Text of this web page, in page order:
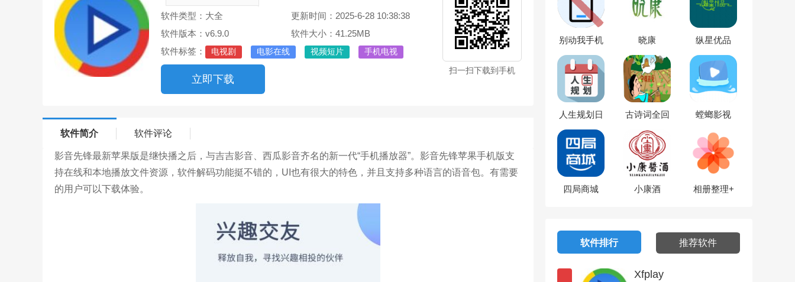
软件类型：大全
更新时间：2025-6-28 10:38:38
软件版本：v6.9.0
软件大小：41.25MB
软件标签：
电视剧 电影在线 视频短片 手机电视
立即下载
扫一扫下载到手机
软件简介 软件评论
影音先锋最新苹果版是继快播之后，与吉吉影音、西瓜影音齐名的新一代“手机播放器”。影音先锋苹果手机版支
持在线和本地播放文件资源，软件解码功能挺不错的，UI也有很大的特色，并且支持多种语言的语音包。有需要
的用户可以下载体验。
别动我手机 晓康 纵星优品
人生规划日
古诗词全回 螳螂影视
四局商城 小康酒 相册整理+
软件排行 推荐软件
Xfplay